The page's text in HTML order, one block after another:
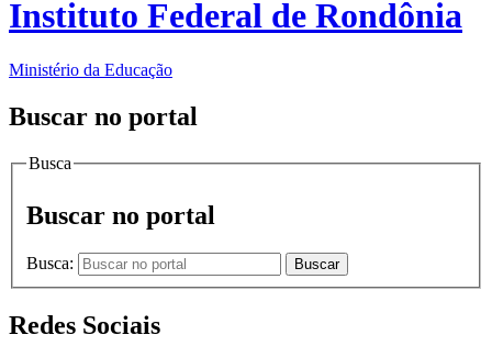
Instituto Federal de Rondônia
Ministério da Educação
Buscar no portal
Busca
Buscar no portal
Busca: Buscar
Redes Sociais